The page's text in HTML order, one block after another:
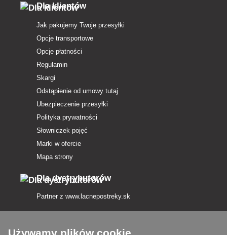
Dla klientów
Jak pakujemy Twoje przesyłki
Opcje transportowe
Opcje płatności
Regulamin
Skargi
Odstąpienie od umowy tutaj
Ubezpieczenie przesyłki
Polityka prywatności
Słowniczek pojęć
Marki w ofercie
Mapa strony
Dla dystrybutorów
Partner z www.lacnepostreky.sk
Używamy plików cookie